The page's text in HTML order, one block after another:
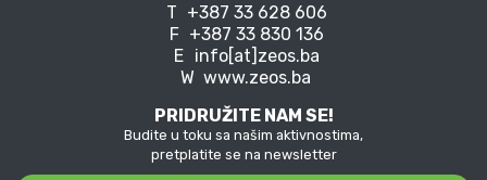
T +387 33 628 606
F +387 33 830 136
E info[at]zeos.ba
W www.zeos.ba
PRIDRUŽITE NAM SE!
Budite u toku sa našim aktivnostima,
pretplatite se na newsletter